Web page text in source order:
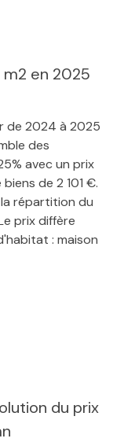
m2 en 2025
de 2024 à 2025
des
avec un prix
de 2 101 €.
répartition du
prix diffère
: maison
du prix